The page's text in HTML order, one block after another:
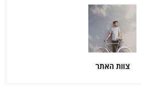
צוות האתר